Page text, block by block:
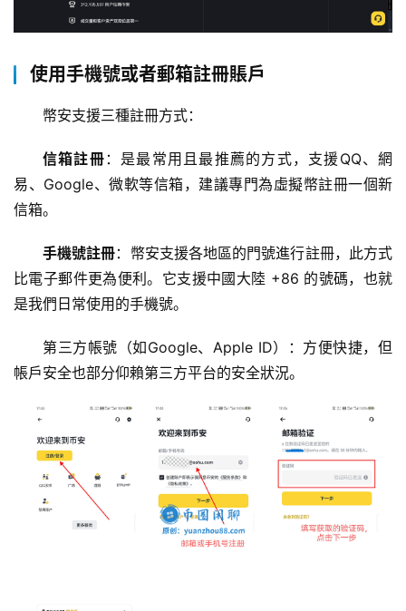
使用手機號或者郵箱註冊賬戶
幣安支援三種註冊方式：
信箱註冊 ：是最常用且最推薦的方式，支援QQ、網
易、Google、微軟等信箱，建議專門為虛擬幣註冊一個新
信箱。
手機號註冊：幣安支援各地區的門號進行註冊，此方式
比電子郵件更為便利。它支援中國大陸 +86 的號碼，也就
是我們日常使用的手機號。
第三方帳號（如Google、Apple ID）：方便快捷，但
帳戶安全也部分仰賴第三方平台的安全狀況。